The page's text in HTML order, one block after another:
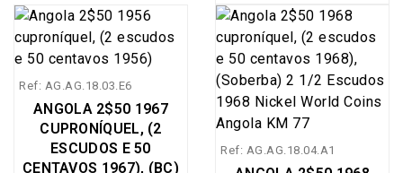
Ref: AG.AG.18.03.E6
ANGOLA 2$50 1967
CUPRONÍQUEL, (2
ESCUDOS E 50
CENTAVOS 1967), (BC)
Ref: AG.AG.18.04.A1